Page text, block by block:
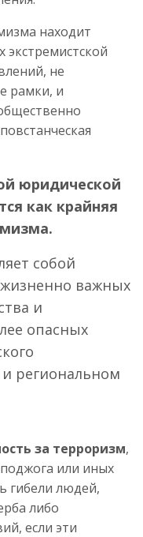
находит
не
рамки, и
юридической
как крайняя
собой
важных
и
опасных
региональном
за терроризм,
или иных
гибели людей,
либо
если эти